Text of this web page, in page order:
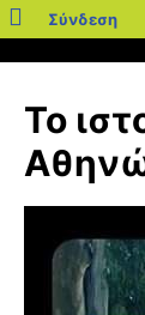
blogs.sch.gr
Σύνδεση
περιεχόμενο
Το